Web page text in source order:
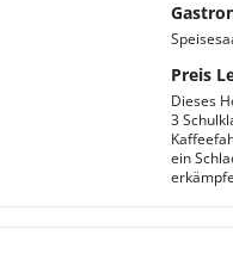
Preis
Dieses
3
ein